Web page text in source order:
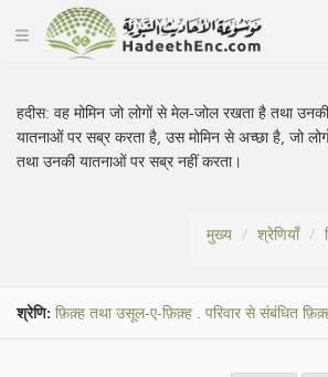
हदीस:वह मोमिन जो लोगों से मेल-जोल रखता है तथा
यातनाओं पर सब्र करता है, उस मोमिन से अच्छा है, जो
तथा उनकी यातनाओं पर सब्र नहीं करता।
मुख्य श्रेणियाँ
श्रेणि: फ़िक़्ह तथा उसूल-ए-फ़िक़्ह . परिवार से संबंधित